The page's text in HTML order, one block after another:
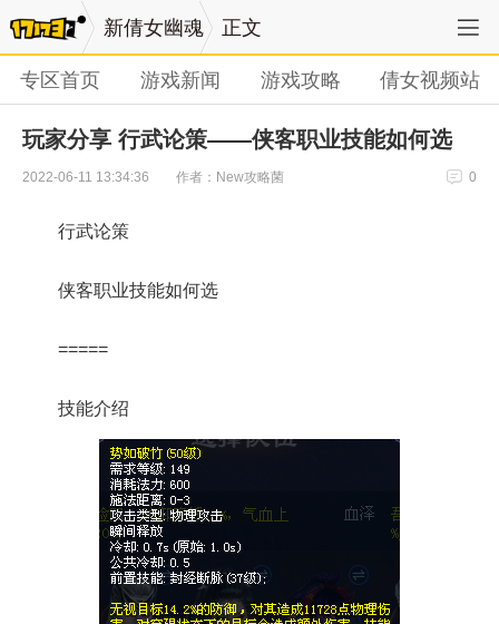
新倩女幽魂 正文
专区首页 游戏新闻 游戏攻略 倩女视频站
玩家分享 行武论策——侠客职业技能如何选
2022-06-11 13:34:36 作者：New攻略菌 0
行武论策
侠客职业技能如何选
=====
技能介绍